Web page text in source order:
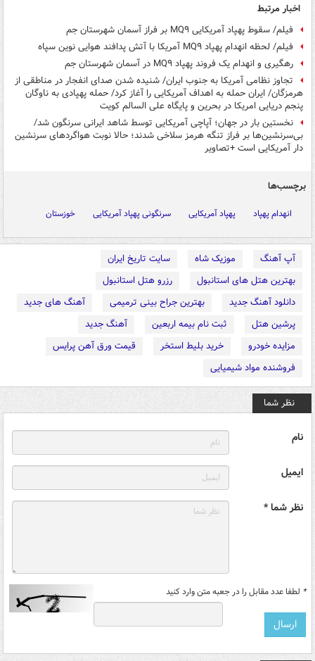
اخبار مرتبط
فیلم/ سقوط پهپاد آمریکایی MQ۹ بر فراز آسمان شهرستان جم
فیلم/ لحظه انهدام پهپاد MQ۹ آمریکا با آتش پدافند هوایی نوین سپاه
رهگیری و انهدام یک فروند پهپاد MQ۹ در آسمان شهرستان جم
تجاوز نظامی آمریکا به جنوب ایران/ شنیده شدن صدای انفجار در مناطقی از
هرمزگان/ ایران حمله به اهداف آمریکایی را آغاز کرد/ حمله پهپادی به ناوگان
پنجم دریایی امریکا در بحرین و پایگاه علی السالم کویت
نخستین بار در جهان؛ آپاچی آمریکایی توسط شاهد ایرانی سرنگون شد/
بی‌سرنشین‌ها بر فراز تنگه هرمز سلاخی شدند؛ حالا نوبت هواگردهای سرنشین
دار آمریکایی است +تصاویر
برچسب‌ها
انهدام پهپاد پهپاد آمریکایی سرنگونی پهپاد آمریکایی خوزستان
آپ آهنگ موزیک شاه
سایت تاریخ ایران
بهترین هتل های استانبول
رزرو هتل استانبول
دانلود آهنگ جدید
بهترین جراح بینی ترمیمی
آهنگ های جدید
پرشین هتل
ثبت نام بیمه اربعین
آهنگ جدید
مزایده خودرو
خرید بلیط استخر
قیمت ورق آهن پرایس
فروشنده مواد شیمیایی
نظر شما
نام
ایمیل
نظر شما *
* لطفا عدد مقابل را در جعبه متن وارد کنید